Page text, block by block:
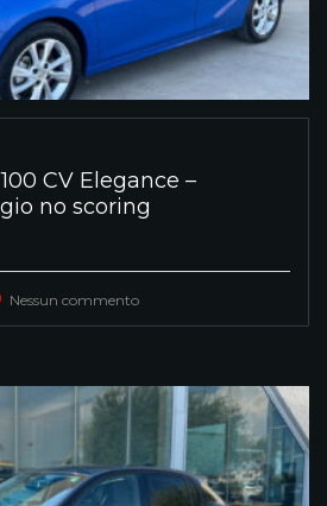
CV Elegance –
no scoring
Nessun commento